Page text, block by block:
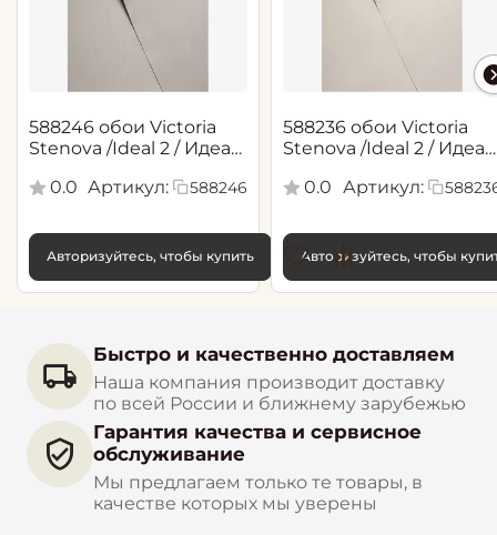
588246 обои Victoria
Stenova /Ideal 2 / Идеал
0.0 Артикул: 588246
Авторизуйтесь, чтобы купить
588236 обои Victoria
Stenova /Ideal 2 / Идеал
0.0
Артикул:
Авторизуйтесь, чтобы
Быстро и качественно доставляем
Наша компания производит доставку
по всей России и ближнему зарубежью
Гарантия качества и сервисное
обслуживание
Мы предлагаем только те товары, в
качестве которых мы уверены